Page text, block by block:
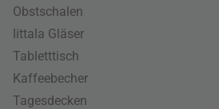
Obstschalen
Iittala Gläser
Tabletttisch
Kaffeebecher
Tagesdecken